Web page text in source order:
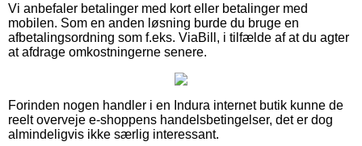
Vi anbefaler betalinger med kort eller betalinger med
mobilen. Som en anden løsning burde du bruge en
afbetalingsordning som f.eks. ViaBill, i tilfælde af at du agter
at afdrage omkostningerne senere.
Forinden nogen handler i en Indura internet butik kunne de
reelt overveje e-shoppens handelsbetingelser, det er dog
almindeligvis ikke særlig interessant.